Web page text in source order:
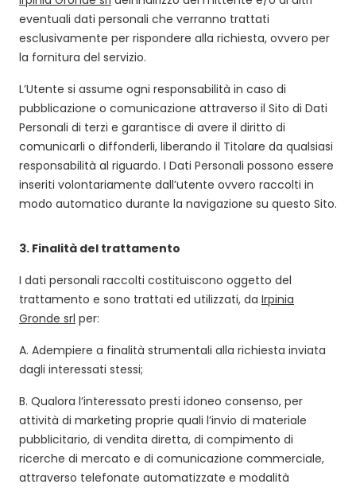
eventuali dati personali che verranno trattati
esclusivamente per rispondere alla richiesta, ovvero per
la fornitura del servizio.
L’Utente si assume ogni responsabilità in caso di
pubblicazione o comunicazione attraverso il Sito di Dati
Personali di terzi e garantisce di avere il diritto di
comunicarli o diffonderli, liberando il Titolare da qualsiasi
responsabilità al riguardo. I Dati Personali possono essere
inseriti volontariamente dall’utente ovvero raccolti in
modo automatico durante la navigazione su questo Sito.
3. Finalità del trattamento
I dati personali raccolti costituiscono oggetto del
trattamento e sono trattati ed utilizzati, da Irpinia
Gronde srl per:
A. Adempiere a finalità strumentali alla richiesta inviata
dagli interessati stessi;
B. Qualora l’interessato presti idoneo consenso, per
attività di marketing proprie quali l’invio di materiale
pubblicitario, di vendita diretta, di compimento di
ricerche di mercato e di comunicazione commerciale,
attraverso telefonate automatizzate e modalità